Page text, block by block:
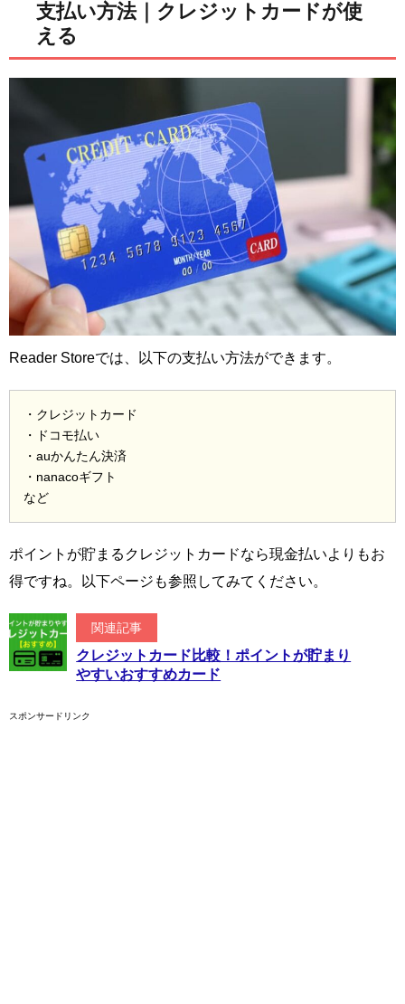
支払い方法｜クレジットカードが使
える
Reader Storeでは、以下の支払い方法ができます。
・クレジットカード
・ドコモ払い
・auかんたん決済
・nanacoギフト
など
ポイントが貯まるクレジットカードなら現金払いよりもお
得ですね。以下ページも参照してみてください。
関連記事
クレジットカード比較！ポイントが貯まり
やすいおすすめカード
スポンサードリンク